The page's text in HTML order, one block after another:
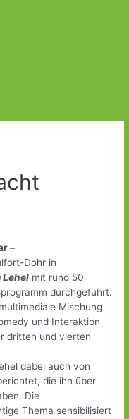
–
Dohr in
Lehel mit rund 50
durchgeführt.
Mischung
und Interaktion
dritten und vierten
dabei auch von
die ihn über
Die
Thema sensibilisiert